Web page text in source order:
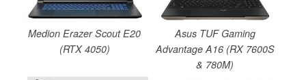
Medion Erazer Scout E20
(RTX 4050)
Asus TUF Gaming
Advantage A16 (RX 7600S
& 780M)